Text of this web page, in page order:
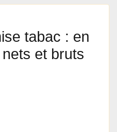
tabac : en
et bruts